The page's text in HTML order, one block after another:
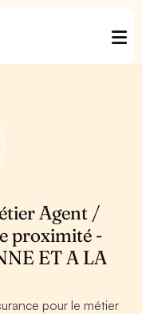
Agent /
proximité -
ET A LA
pour le métier